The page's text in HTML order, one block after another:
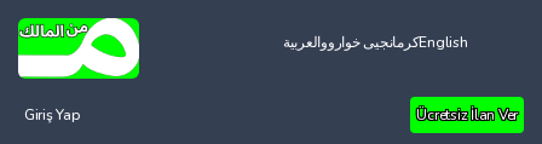
العربيةکرمانجیی خوارووEnglish
Giriş Yap Ücretsiz İlan Ver